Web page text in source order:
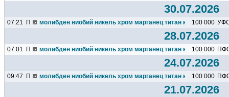
30.07.2026
07:21 П молибден ниобий никель хром марганец титан кремний чугун
100 000
28.07.2026
07:01 П молибден ниобий никель хром марганец титан кремний чугун
100 000
24.07.2026
09:47 П молибден ниобий никель хром марганец титан кремний чугун
100 000
21.07.2026